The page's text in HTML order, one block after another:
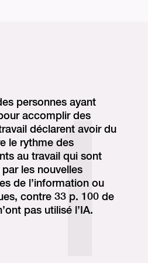
personnes ayant
accomplir des
déclarent avoir du
le rythme des
au travail qui sont
les nouvelles
de l’information ou
contre 33 p. 100 de
pas utilisé l’IA.